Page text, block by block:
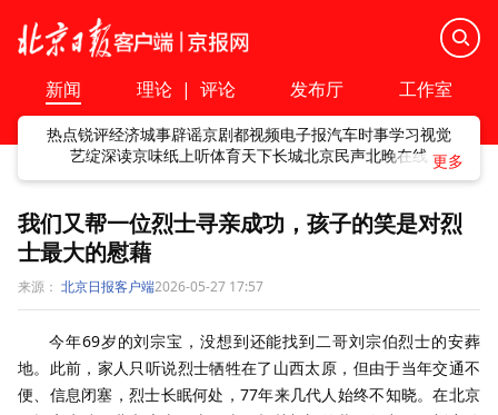
新闻 理论 | 评论 发布厅 工作室
热点锐评经济城事辟谣京剧都视频电子报汽车时事学习视觉
艺绽深读京味纸上听体育天下长城北京民声北晚在线
我们又帮一位烈士寻亲成功，孩子的笑是对烈
士最大的慰藉
来源： 北京日报客户端2026-05-27 17:57
今年69岁的刘宗宝，没想到还能找到二哥刘宗伯烈士的安葬
地。此前，家人只听说烈士牺牲在了山西太原，但由于当年交通不
便、信息闭塞，烈士长眠何处，77年来几代人始终不知晓。在北京